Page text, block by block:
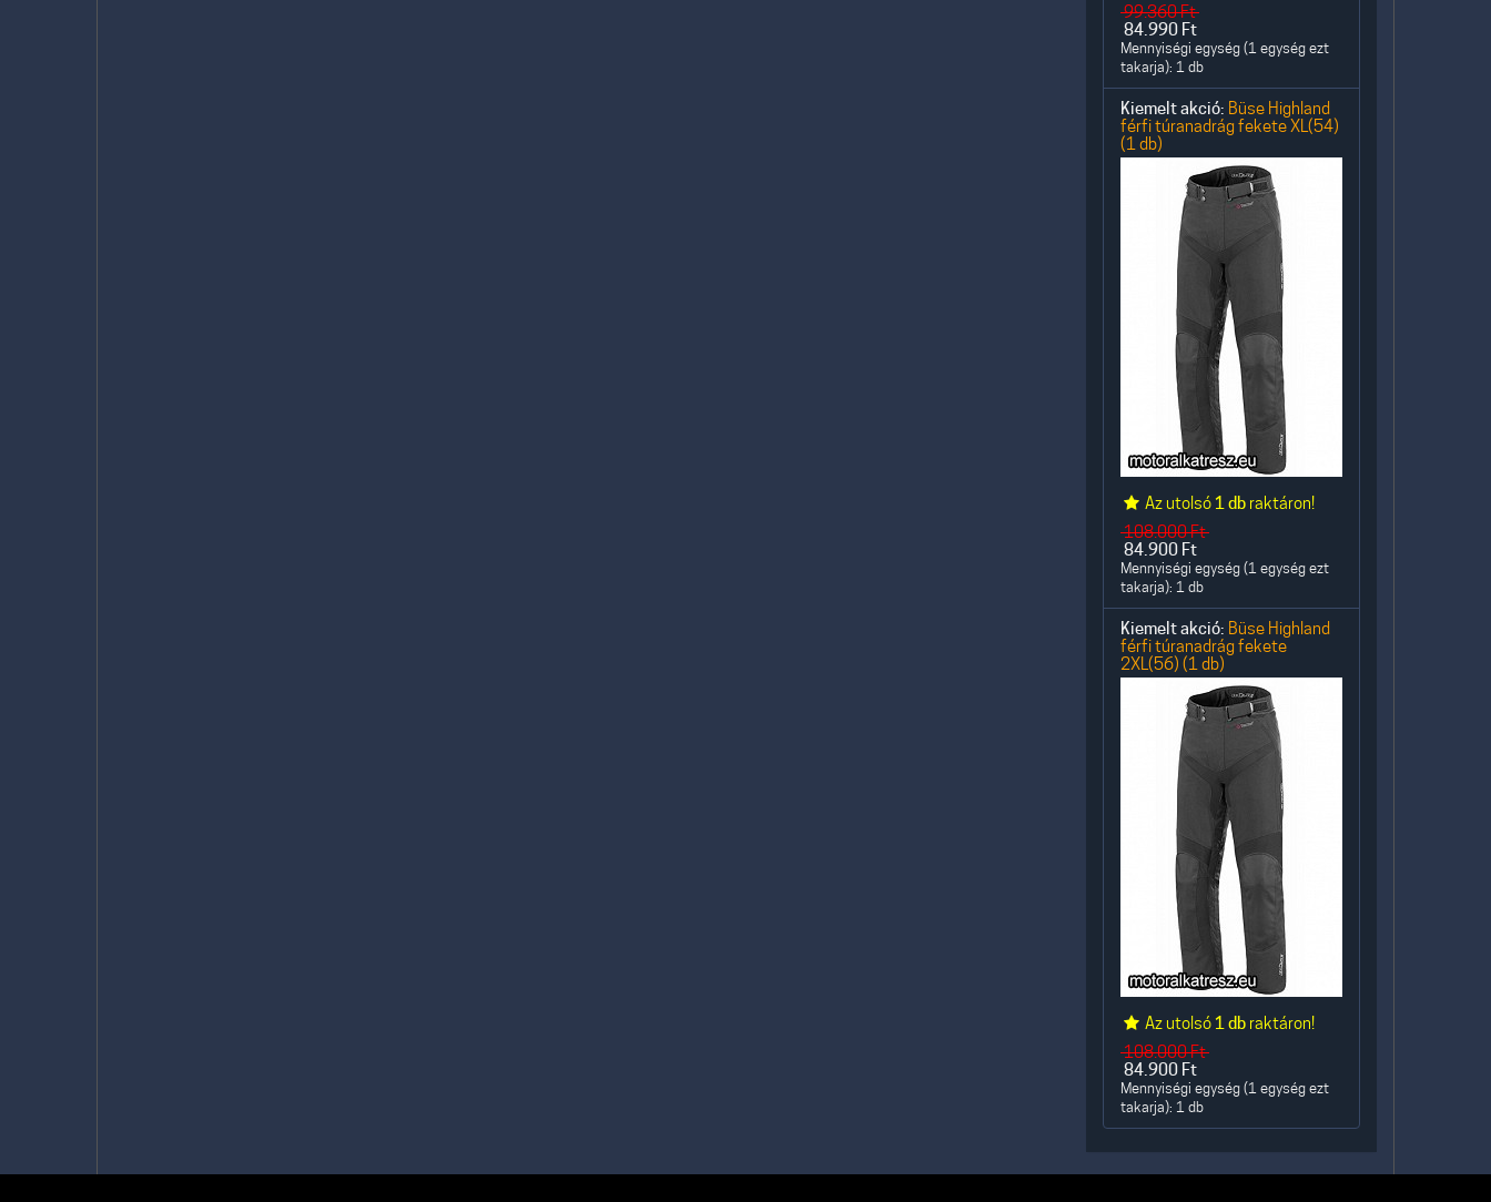
99.360Ft
84.990 Ft
Mennyiségi egység (1 egység ezt
takarja): 1 db
Kiemelt akció: Büse Highland
férfi túranadrág fekete XL(54)
(1 db)
Az utolsó 1 db raktáron!
108.000Ft
84.900 Ft
Mennyiségi egység (1 egység ezt
takarja): 1 db
Kiemelt akció: Büse Highland
férfi túranadrág fekete
2XL(56) (1 db)
Az utolsó 1 db raktáron!
108.000Ft
84.900 Ft
Mennyiségi egység (1 egység ezt
takarja): 1 db